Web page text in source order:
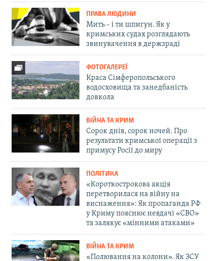
ПРАВА ЛЮДИНИ
Мить – і ти шпигун. Як у
кримських судах розглядають
звинувачення в держзраді
ФОТОГАЛЕРЕЇ
Краса Сімферопольського
водосховища та занедбаність
довкола
ВІЙНА ТА КРИМ
Сорок днів, сорок ночей. Про
результати кримської операції з
примусу Росії до миру
ПОЛІТИКА
«Короткострокова акція
перетворилася на війну на
виснаження»: Як пропаганда РФ
у Криму пояснює невдачі «СВО»
та залякує «мінними атаками»
ВІЙНА ТА КРИМ
«Полювання на колони». Як ЗСУ